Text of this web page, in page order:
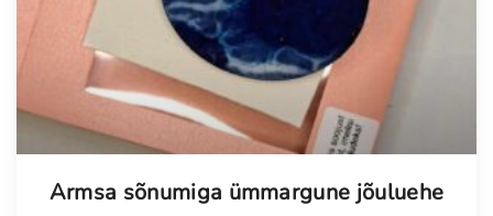
Armsa sõnumiga ümmargune jõuluehe